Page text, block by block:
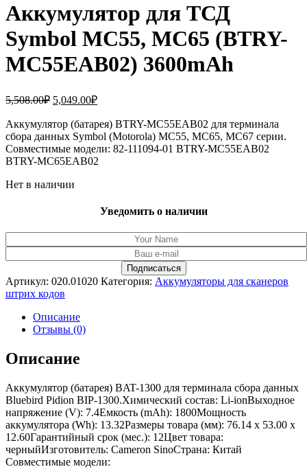
Аккумулятор для ТСД
Symbol MC55, MC65 (BTRY-
MC55EAB02) 3600mAh
5,508.00₽ Первоначальная
составляла
5,508.00₽.
5,049.00₽Текущая
5,049.00₽.
Аккумулятор (батарея) BTRY-MC55EAB02 для терминала
сбора данных Symbol (Motorola) MC55, MC65, MC67 серии.
Совместимые модели: 82-111094-01 BTRY-MC55EAB02
BTRY-MC65EAB02
Нет в наличии
Уведомить о наличии
Артикул: 020.01020 Категория: Аккумуляторы для сканеров
штрих кодов
Описание
Отзывы (0)
Описание
Аккумулятор (батарея) BAT-1300 для терминала сбора данных
Bluebird Pidion BIP-1300.Химический состав: Li-ionВыходное
напряжение (V): 7.4Емкость (mAh): 1800Мощность
аккумулятора (Wh): 13.32Размеры товара (мм): 76.14 x 53.00 x
12.60Гарантийный срок (мес.): 12Цвет товара:
черныйИзготовитель: Cameron SinoСтрана: Китай
Совместимые модели: